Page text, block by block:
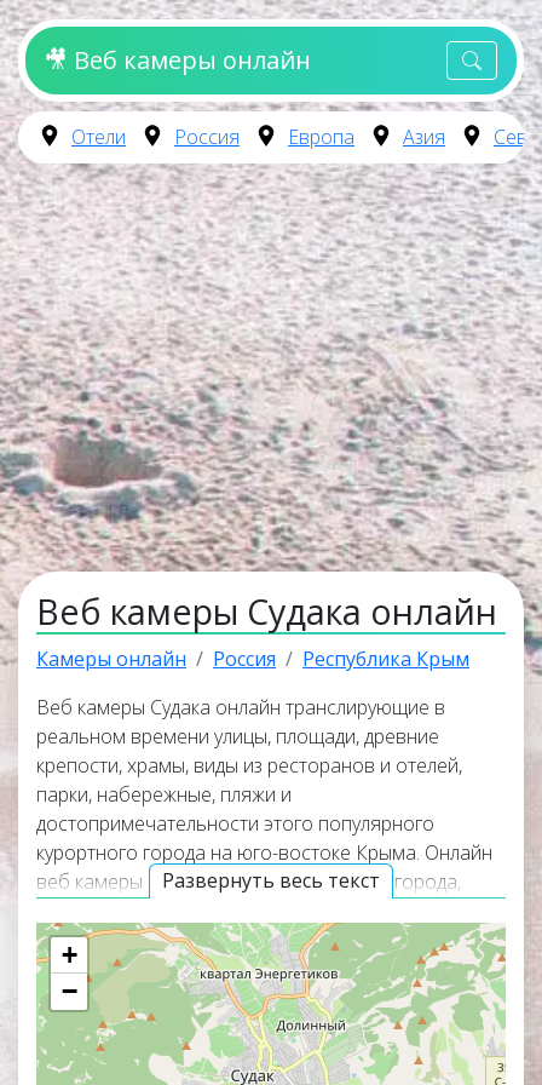
🎥 Веб камеры онлайн
Отели Россия Европа Азия
Веб камеры Судака онлайн
Камеры онлайн Россия Республика Крым
Развернуть весь текст
Веб камеры Судака онлайн транслирующие в
реальном времени улицы, площади, древние
крепости, храмы, виды из ресторанов и отелей,
парки, набережные, пляжи и
достопримечательности этого популярного
курортного города на юго-востоке Крыма. Онлайн
веб камеры покажут панорамные виды города,
актуальную погоду в Судаке прямо сейчас. Веб
камеры работают в прямом эфире, а некоторые из
них транслируют изображение со звуком.
Популярные онлайн веб камеры располагаются в
верхней части списка трансляций. Карта онлайн
+
−